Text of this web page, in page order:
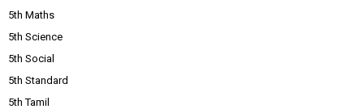
5th Maths
5th Science
5th Social
5th Standard
5th Tamil